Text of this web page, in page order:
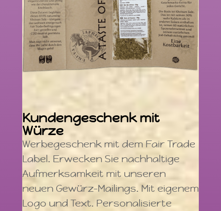
Kundengeschenk mit
Würze
Werbegeschenk mit dem Fair Trade
Label. Erwecken Sie nachhaltige
Aufmerksamkeit mit unseren
neuen Gewürz-Mailings. Mit eigenem
Logo und Text. Personalisierte